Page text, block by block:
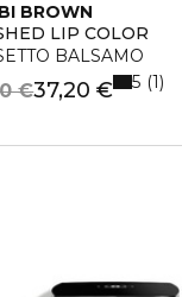
BROWN
LIP COLOR
BALSAMO
37,20 €
€ 5 1